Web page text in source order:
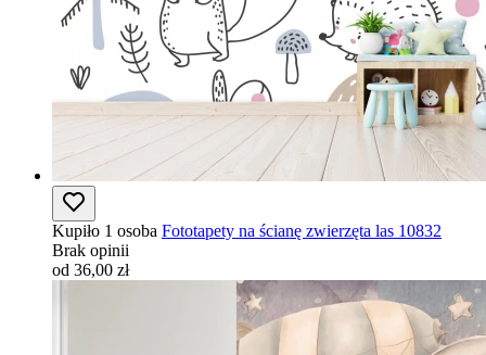
Kupiło 1 osoba Fototapety na ścianę zwierzęta las 10832
Brak opinii
od 36,00 zł